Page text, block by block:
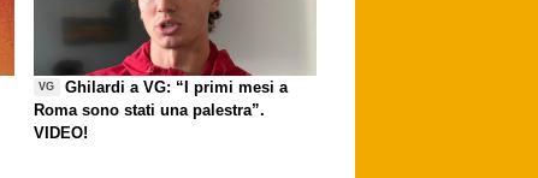
VG
Ghilardi a VG: “I primi mesi a
Roma sono stati una palestra”.
VIDEO!